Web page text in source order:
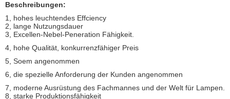
Beschreibungen:
1, hohes leuchtendes Effciency
2, lange Nutzungsdauer
3, Excellen-Nebel-Peneration Fähigkeit.
4, hohe Qualität, konkurrenzfähiger Preis
5, Soem angenommen
6, die spezielle Anforderung der Kunden angenommen
7, moderne Ausrüstung des Fachmannes und der Welt für Lampen.
8, starke Produktionsfähigkeit